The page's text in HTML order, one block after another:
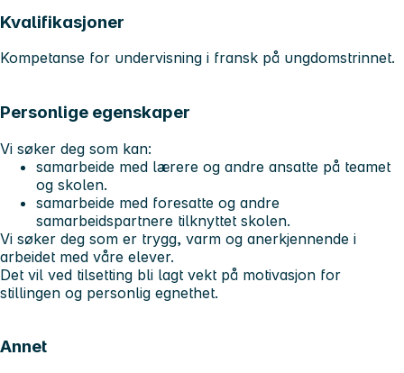
Kvalifikasjoner
Kompetanse for undervisning i fransk på ungdomstrinnet.
Personlige egenskaper
Vi søker deg som kan:
samarbeide med lærere og andre ansatte på teamet
og skolen.
samarbeide med foresatte og andre
samarbeidspartnere tilknyttet skolen.
Vi søker deg som er trygg, varm og anerkjennende i
arbeidet med våre elever.
Det vil ved tilsetting bli lagt vekt på motivasjon for
stillingen og personlig egnethet.
Annet